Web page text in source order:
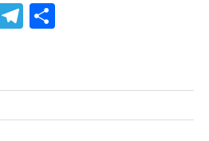
WhatsApp
Telegram